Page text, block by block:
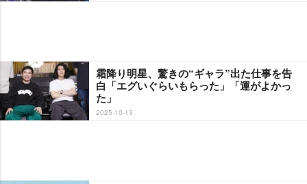
霜降り明星、驚きの“ギャラ”出た仕事を告
白「エグいぐらいもらった」「運がよかっ
た」
2025-10-13